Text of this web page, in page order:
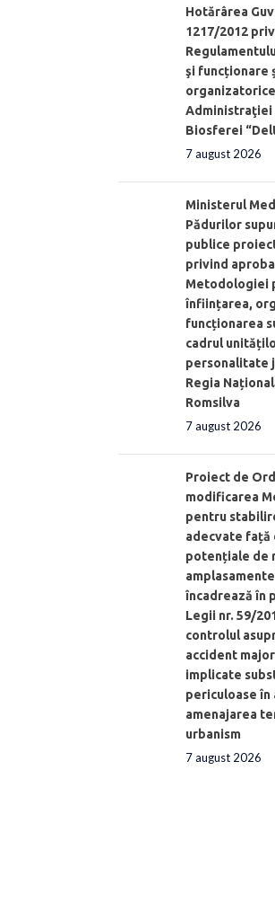
Hotărârea
1217/2012
şi funcționare
Biosferei
7 august 2026
Ministerul
Pădurilor
publice
privind
Metodologiei
înființarea,
funcționarea
cadrul
personalitate
Regia
Romsilva
7 august 2026
Proiect de
modificarea
pentru
adecvate față
potențiale de
încadrează în
Legii nr. 59/
controlul
accident
implicate
periculoase
amenajarea
urbanism
7 august 2026